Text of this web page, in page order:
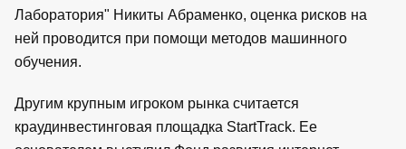
Лаборатория" Никиты Абраменко, оценка рисков на
ней проводится при помощи методов машинного
обучения.
Другим крупным игроком рынка считается
краудинвестинговая площадка StartTrack. Ее